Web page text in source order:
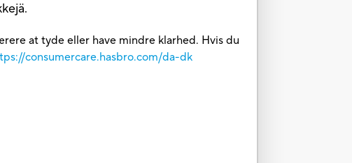
at tyde eller have mindre klarhed. Hvis du
consumercare.hasbro.com/da-dk